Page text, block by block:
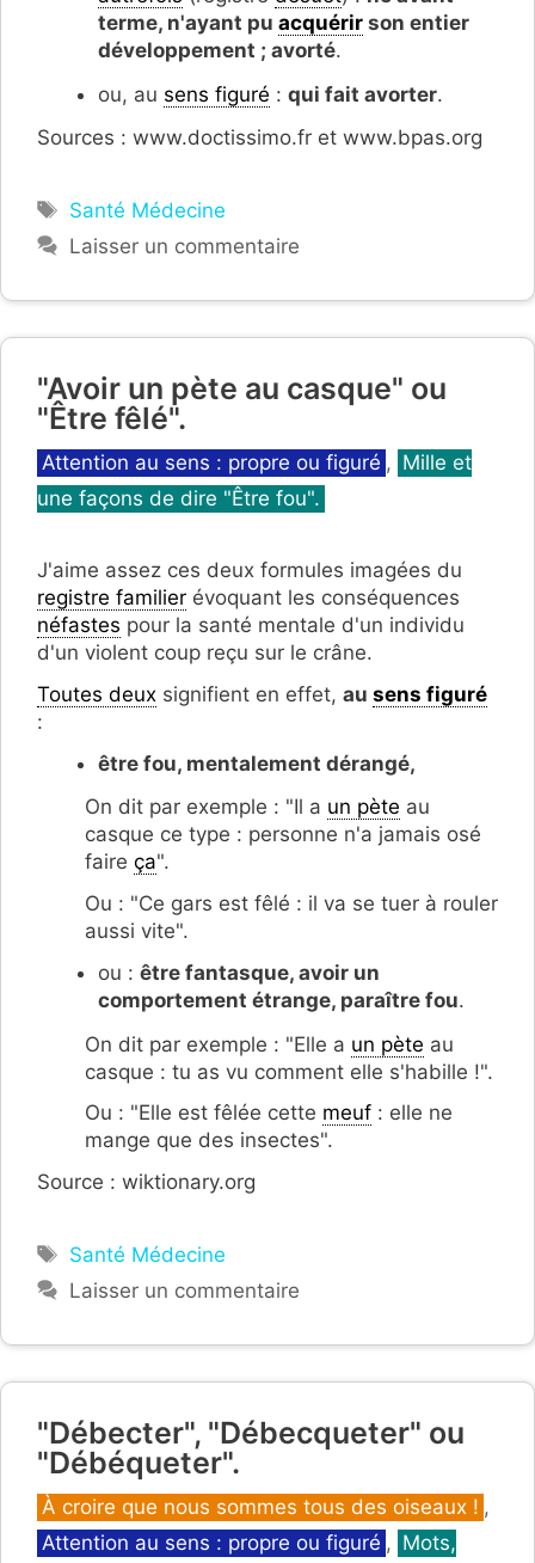
terme, n'ayant pu acquérir son entier
développement ; avorté.
ou, au sens figuré : qui fait avorter.
Sources : www.doctissimo.fr et www.bpas.org
Étiquettes
Santé Médecine
Laisser un commentaire
"Avoir un pète au casque" ou
"Être fêlé".
Catégories
Attention au sens : propre ou figuré , Mille et
une façons de dire "Être fou".
J'aime assez ces deux formules imagées du
registre familier évoquant les conséquences
néfastes pour la santé mentale d'un individu
d'un violent coup reçu sur le crâne.
Toutes deux signifient en effet, au sens figuré
:
être fou, mentalement dérangé,
On dit par exemple : "Il a un pète au
casque ce type : personne n'a jamais osé
faire ça".
Ou : "Ce gars est fêlé : il va se tuer à rouler
aussi vite".
ou : être fantasque, avoir un
comportement étrange, paraître fou.
On dit par exemple : "Elle a un pète au
casque : tu as vu comment elle s'habille !".
Ou : "Elle est fêlée cette meuf : elle ne
mange que des insectes".
Source : wiktionary.org
Étiquettes
Santé Médecine
Laisser un commentaire
"Débecter", "Débecqueter" ou
"Débéqueter".
Catégories
À croire que nous sommes tous des oiseaux ! ,
Attention au sens : propre ou figuré , Mots,